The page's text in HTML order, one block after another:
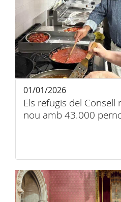
Els refugis del
nou amb 43.000
01/01/2026